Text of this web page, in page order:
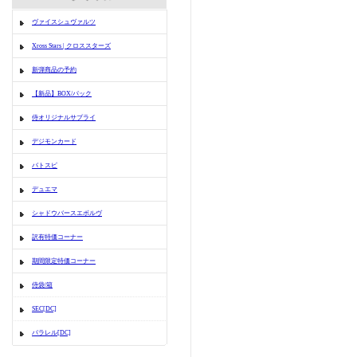
ヴァイスシュヴァルツ
Xross Stars | クロススターズ
新弾商品の予約
【新品】BOX/パック
侍オリジナルサプライ
デジモンカード
バトスピ
デュエマ
シャドウバースエボルヴ
訳有特価コーナー
期間限定特価コーナー
侍袋/箱
SEC[DC]
パラレル[DC]